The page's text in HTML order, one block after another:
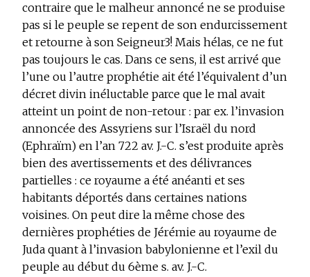
contraire que le malheur annoncé ne se produise
pas si le peuple se repent de son endurcissement
et retourne à son Seigneur3! Mais hélas, ce ne fut
pas toujours le cas. Dans ce sens, il est arrivé que
l’une ou l’autre prophétie ait été l’équivalent d’un
décret divin inéluctable parce que le mal avait
atteint un point de non-retour : par ex. l’invasion
annoncée des Assyriens sur l’Israël du nord
(Ephraïm) en l’an 722 av. J.-C. s’est produite après
bien des avertissements et des délivrances
partielles : ce royaume a été anéanti et ses
habitants déportés dans certaines nations
voisines. On peut dire la même chose des
dernières prophéties de Jérémie au royaume de
Juda quant à l’invasion babylonienne et l’exil du
peuple au début du 6ème s. av. J.-C.